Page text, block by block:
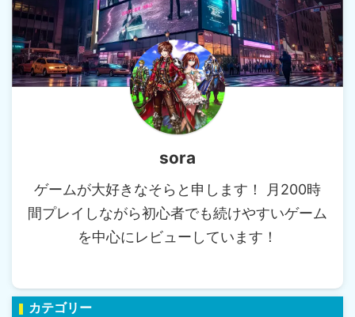
sora
ゲームが大好きなそらと申します！ 月200時
間プレイしながら初心者でも続けやすいゲーム
を中心にレビューしています！
カテゴリー